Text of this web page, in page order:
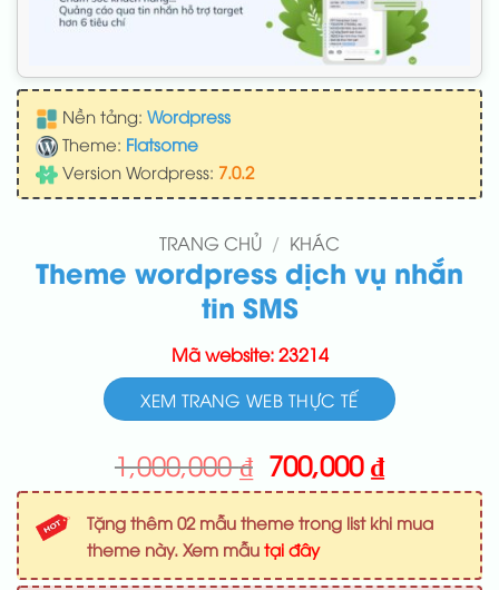
Nền tảng: Wordpress
Theme: Flatsome
Version Wordpress: 7.0.2
TRANG CHỦ / KHÁC
Theme wordpress dịch vụ nhắn
tin SMS
Mã website: 23214
XEM TRANG WEB THỰC TẾ
1,000,000₫ Giá
gốc
là:
1,000,000 ₫.
700,000₫Giá
hiện
tại
700,000
Tặng thêm 02 mẫu theme trong list khi mua
theme này. Xem mẫu tại đây